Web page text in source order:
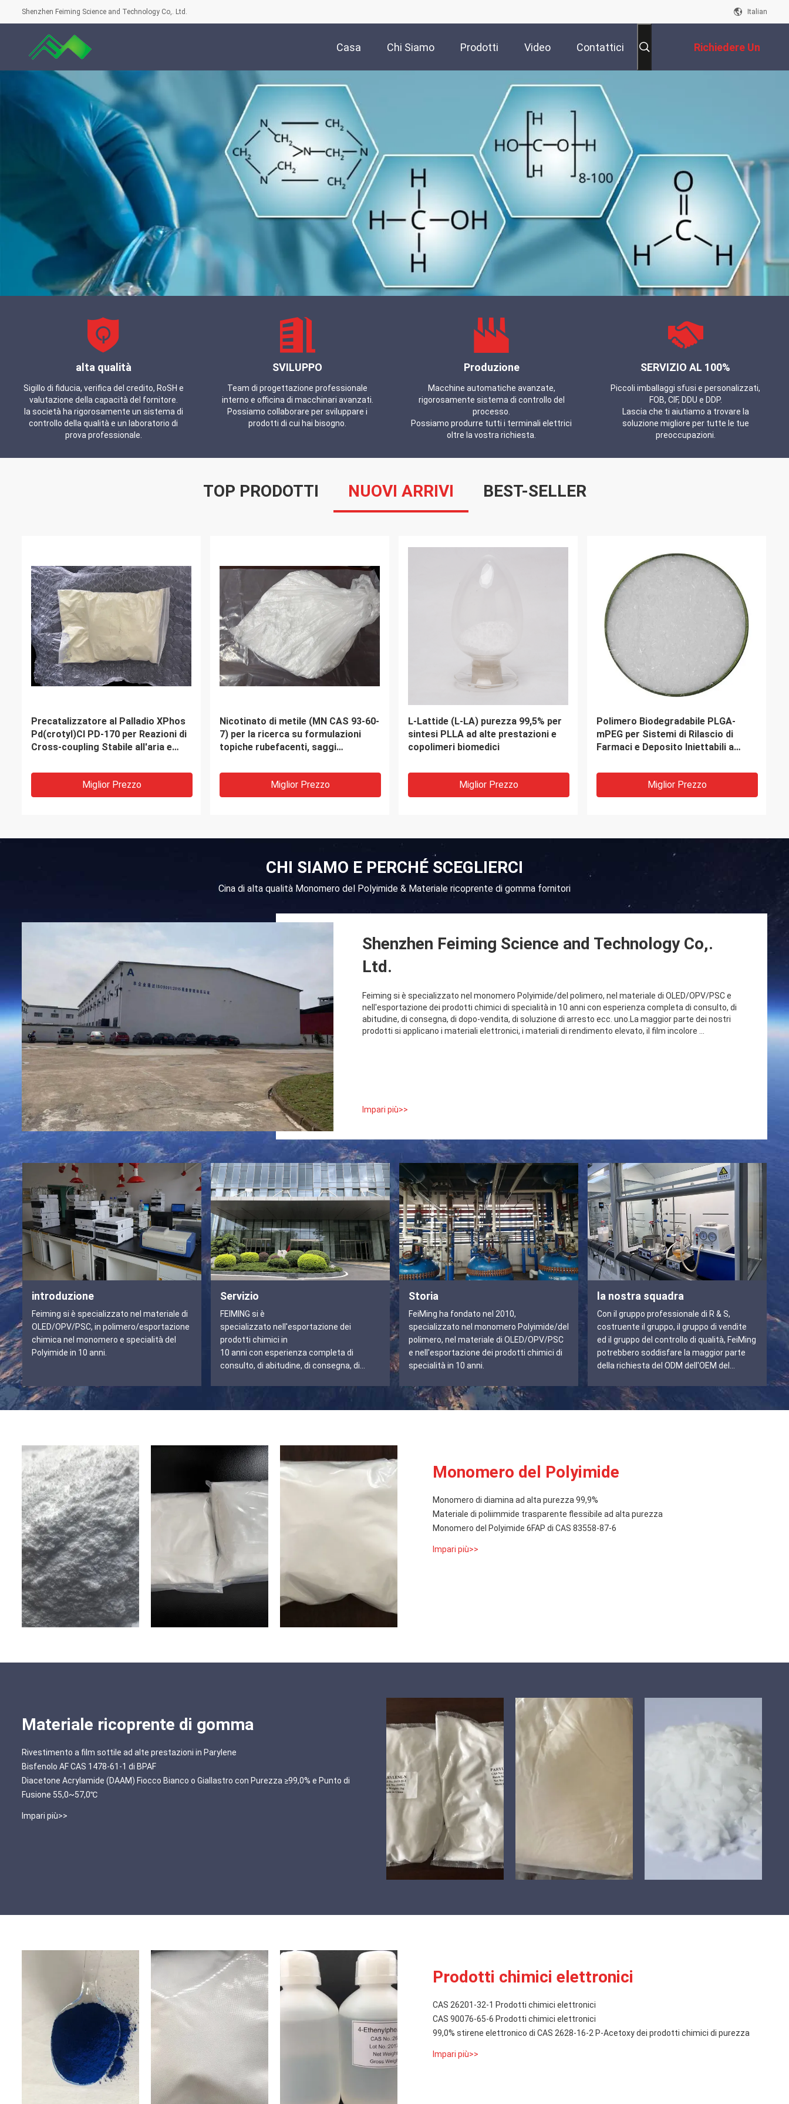
Shenzhen Feiming Science and Technology Co,. Ltd. Italian
Casa Chi Siamo Prodotti Video Contattici Richiedere Un
alta qualità
Sigillo di fiducia, verifica del credito, RoSH e
valutazione della capacità del fornitore.
la società ha rigorosamente un sistema di
controllo della qualità e un laboratorio di
prova professionale.
SVILUPPO
Team di progettazione professionale
interno e officina di macchinari avanzati.
Possiamo collaborare per sviluppare i
prodotti di cui hai bisogno.
Produzione
Macchine automatiche avanzate,
rigorosamente sistema di controllo del
processo.
Possiamo produrre tutti i terminali elettrici
oltre la vostra richiesta.
SERVIZIO AL 100%
Piccoli imballaggi sfusi e personalizzati,
FOB, CIF, DDU e DDP.
Lascia che ti aiutiamo a trovare la
soluzione migliore per tutte le tue
preoccupazioni.
TOP PRODOTTI NUOVI ARRIVI BEST-SELLER
Materiali fotovoltaici organici CAS
di Spiro-OMeTAD 207739-72-8
C81H68N4O8
Miglior Prezzo
DMBA 2,2-Bis ((hydroxymethyl)
butyric acid CAS 10097-02-6 buon
agente di collegamento incrociato e
sistemi ad alta molecola a base
Miglior Prezzo
La ftalatocianine solfonata del
cobalto spolverizza il catalizzatore
1098-91-1 di CAS Merox
Miglior Prezzo
(R) - (+) - 1,1' - Bi-2-Naphthol CAS
18531-94-7 99,5% materie prime dei
prodotti farmaceutici
Miglior Prezzo
CHI SIAMO E PERCHÉ SCEGLIERCI
Cina di alta qualità Monomero del Polyimide & Materiale ricoprente di gomma fornitori
Shenzhen Feiming Science and Technology Co,.
Ltd.
Feiming si è specializzato nel monomero Polyimide/del polimero, nel materiale di OLED/OPV/PSC e
nell'esportazione dei prodotti chimici di specialità in 10 anni con esperienza completa di consulto, di
abitudine, di consegna, di dopo-vendita, di soluzione di arresto ecc. uno.La maggior parte dei nostri
prodotti si applicano i materiali elettronici, i materiali di rendimento elevato, il film incolore ...
Impari più>>
introduzione
Feiming si è specializzato nel materiale di
OLED/OPV/PSC, in polimero/esportazione
chimica nel monomero e specialità del
Polyimide in 10 anni.
Servizio
FEIMING si è
specializzato nell'esportazione dei
prodotti chimici in
10 anni con esperienza completa di
consulto, di abitudine, di consegna, di
Storia
FeiMing ha fondato nel 2010,
specializzato nel monomero Polyimide/del
polimero, nel materiale di OLED/OPV/PSC
e nell'esportazione dei prodotti chimici di
specialità in 10 anni.
la nostra squadra
Con il gruppo professionale di R & S,
costruente il gruppo, il gruppo di vendite
ed il gruppo del controllo di qualità, FeiMing
potrebbero soddisfare la maggior parte
della richiesta del ODM dell'OEM del
Monomero del Polyimide
Monomero di diamina ad alta purezza 99,9%
Materiale di poliimmide trasparente flessibile ad alta purezza
Monomero del Polyimide 6FAP di CAS 83558-87-6
Impari più>>
Materiale ricoprente di gomma
Rivestimento a film sottile ad alte prestazioni in Parylene
Bisfenolo AF CAS 1478-61-1 di BPAF
Diacetone Acrylamide (DAAM) Fiocco Bianco o Giallastro con Purezza ≥99,0% e Punto di
Fusione 55,0~57,0℃
Impari più>>
Prodotti chimici elettronici
CAS 26201-32-1 Prodotti chimici elettronici
CAS 90076-65-6 Prodotti chimici elettronici
99,0% stirene elettronico di CAS 2628-16-2 P-Acetoxy dei prodotti chimici di purezza
Impari più>>